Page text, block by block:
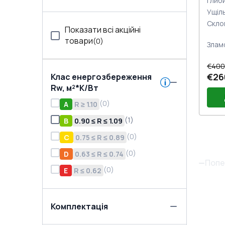
Показати всі акційні
товари(0)
Клас енергозбереження
Rw, м²*K/Вт
A R ≥ 1.10 (0)
B
0.90 ≤ R ≤ 1.09 (1)
C
0.75 ≤ R ≤ 0.89 (0)
D
0.63 ≤ R ≤ 0.74 (0)
E
R ≤ 0.62 (0)
Комплектація